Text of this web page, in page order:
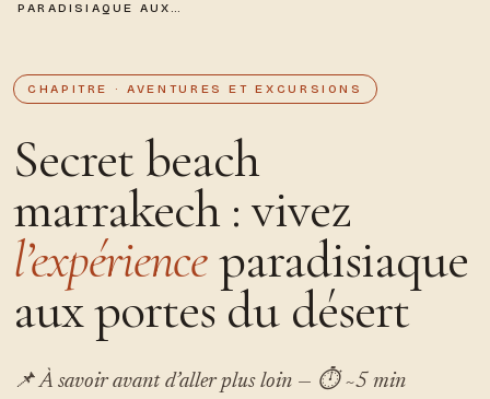
PARADISIAQUE AUX…
CHAPITRE · AVENTURES ET EXCURSIONS
Secret beach
marrakech : vivez
l’expérienceparadisiaque
aux portes du désert
📌 À savoir avant d’aller plus loin — ⏱ ~5 min